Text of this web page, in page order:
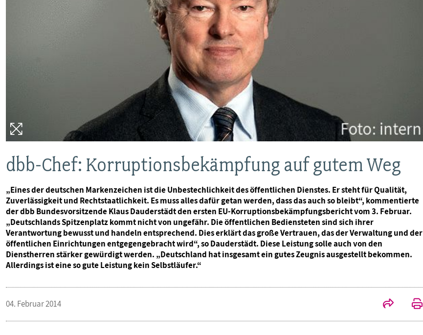
BAGSO
dbb-Chef: Korruptionsbekämpfung auf gutem Weg
„Eines der deutschen Markenzeichen ist die Unbestechlichkeit des öffentlichen Dienstes. Er steht für Qualität,
Zuverlässigkeit und Rechtstaatlichkeit. Es muss alles dafür getan werden, dass das auch so bleibt“, kommentierte
der dbb Bundesvorsitzende Klaus Dauderstädt den ersten EU-Korruptionsbekämpfungsbericht vom 3. Februar.
„Deutschlands Spitzenplatz kommt nicht von ungefähr. Die öffentlichen Bediensteten sind sich ihrer
Verantwortung bewusst und handeln entsprechend. Dies erklärt das große Vertrauen, das der Verwaltung und der
öffentlichen Einrichtungen entgegengebracht wird“, so Dauderstädt. Diese Leistung solle auch von den
Dienstherren stärker gewürdigt werden. „Deutschland hat insgesamt ein gutes Zeugnis ausgestellt bekommen.
Allerdings ist eine so gute Leistung kein Selbstläufer.“
04. Februar 2014